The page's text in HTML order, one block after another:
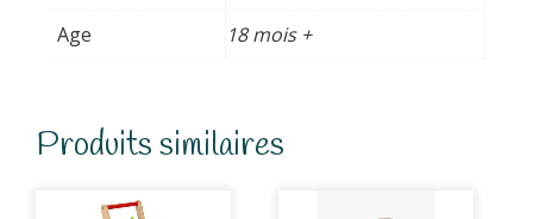
Age
18 mois +
Produits similaires